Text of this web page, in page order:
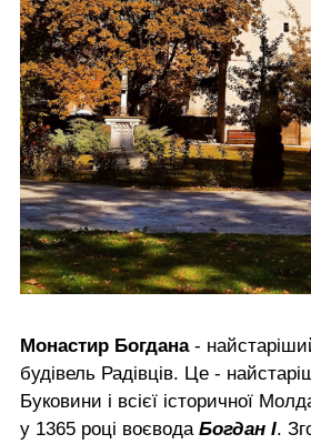
Монастир Богдана-
будівель Радівців. Це -
Буковини і всієї історичної
у 1365 році воєвода Богдан І.